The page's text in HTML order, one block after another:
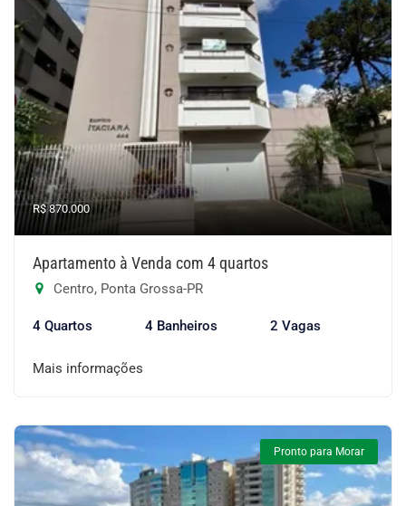
R$ 870.000
Apartamento à Venda com 4 quartos
Centro, Ponta Grossa-PR
4 Quartos 4 Banheiros 2 Vagas
Mais informações
Pronto para Morar